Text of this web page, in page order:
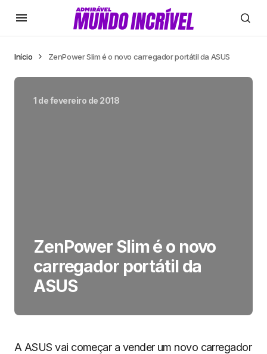
Início ZenPower Slim é o novo carregador portátil da ASUS
1 de fevereiro de 2018
ZenPower Slim é o novo
carregador portátil da
ASUS
A ASUS vai começar a vender um novo carregador